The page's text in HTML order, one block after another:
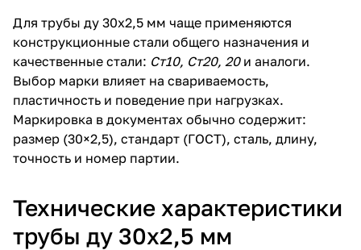
Для трубы ду 30х2,5 мм чаще применяются
конструкционные стали общего назначения и
качественные стали: Ст10, Ст20, 20и аналоги.
Выбор марки влияет на свариваемость,
пластичность и поведение при нагрузках.
Маркировка в документах обычно содержит:
размер (30×2,5), стандарт (ГОСТ), сталь, длину,
точность и номер партии.
Технические характеристики
трубы ду 30х2,5 мм